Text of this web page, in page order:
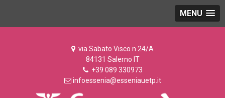
MENU
via Sabato Visco n.24/A
84131 Salerno IT
+39 089 330973
infoessenia@esseniauetp.it